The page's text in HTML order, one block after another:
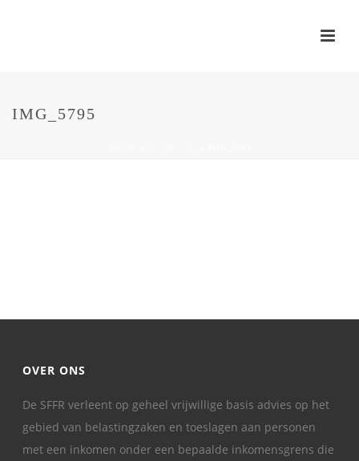
IMG_5795
OVER ONS
De SFFR verleent op geheel vrijwillige basis advies op het
gebied van belastingzaken en toeslagen aan personen
met een inkomen onder een bepaalde inkomensgrens die